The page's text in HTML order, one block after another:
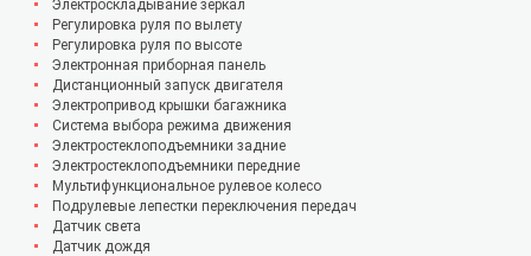
Электроскладывание зеркал
Регулировка руля по вылету
Регулировка руля по высоте
Электронная приборная панель
Дистанционный запуск двигателя
Электропривод крышки багажника
Система выбора режима движения
Электростеклоподъемники задние
Электростеклоподъемники передние
Мультифункциональное рулевое колесо
Подрулевые лепестки переключения передач
Датчик света
Датчик дождя